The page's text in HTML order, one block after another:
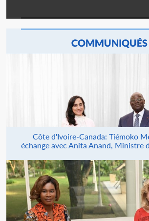
COMMUNIQUÉS
Côte d'Ivoire-Canada: Tiémoko
échange avec Anita Anand, Ministre